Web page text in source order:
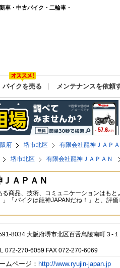
車・中古バイク・二輪車・
バイクを売る メンテナンスを依頼
府 堺市北区 有限会社龍神ＪＡＰＡ
堺市北区 有限会社龍神ＪＡＰＡＮ
ＡＰＡＮ
る商品、技術、コミュニケーションはも
「バイクは龍神JAPANだね！」と、評
8034 大阪府堺市北区百舌鳥陵南町３-１
072-270-6059 FAX 072-270-6069
ムページ： http://www.ryujin-japan.jp